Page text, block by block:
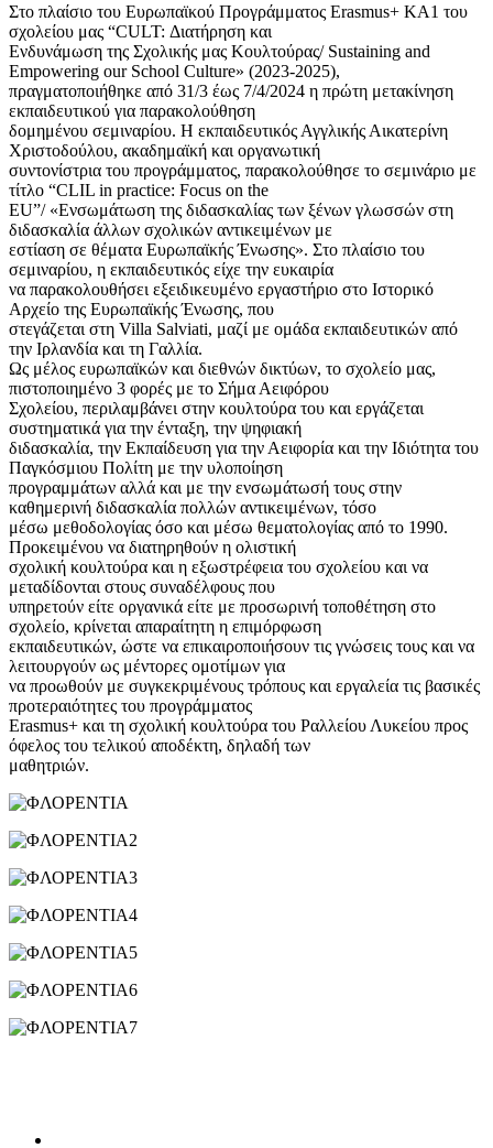
Στο πλαίσιο του Ευρωπαϊκού Προγράμματος Erasmus+ KA1 του
σχολείου μας “CULT: Διατήρηση και
Ενδυνάμωση της Σχολικής μας Κουλτούρας/ Sustaining and
Empowering our School Culture» (2023-2025),
πραγματοποιήθηκε από 31/3 έως 7/4/2024 η πρώτη μετακίνηση
εκπαιδευτικού για παρακολούθηση
δομημένου σεμιναρίου. Η εκπαιδευτικός Αγγλικής Αικατερίνη
Χριστοδούλου, ακαδημαϊκή και οργανωτική
συντονίστρια του προγράμματος, παρακολούθησε το σεμινάριο με
τίτλο “CLIL in practice: Focus on the
EU”/ «Ενσωμάτωση της διδασκαλίας των ξένων γλωσσών στη
διδασκαλία άλλων σχολικών αντικειμένων με
εστίαση σε θέματα Ευρωπαϊκής Ένωσης». Στο πλαίσιο του
σεμιναρίου, η εκπαιδευτικός είχε την ευκαιρία
να παρακολουθήσει εξειδικευμένο εργαστήριο στο Ιστορικό
Αρχείο της Ευρωπαϊκής Ένωσης, που
στεγάζεται στη Villa Salviati, μαζί με ομάδα εκπαιδευτικών από
την Ιρλανδία και τη Γαλλία.
Ως μέλος ευρωπαϊκών και διεθνών δικτύων, το σχολείο μας,
πιστοποιημένο 3 φορές με το Σήμα Αειφόρου
Σχολείου, περιλαμβάνει στην κουλτούρα του και εργάζεται
συστηματικά για την ένταξη, την ψηφιακή
διδασκαλία, την Εκπαίδευση για την Αειφορία και την Ιδιότητα του
Παγκόσμιου Πολίτη με την υλοποίηση
προγραμμάτων αλλά και με την ενσωμάτωσή τους στην
καθημερινή διδασκαλία πολλών αντικειμένων, τόσο
μέσω μεθοδολογίας όσο και μέσω θεματολογίας από το 1990.
Προκειμένου να διατηρηθούν η ολιστική
σχολική κουλτούρα και η εξωστρέφεια του σχολείου και να
μεταδίδονται στους συναδέλφους που
υπηρετούν είτε οργανικά είτε με προσωρινή τοποθέτηση στο
σχολείο, κρίνεται απαραίτητη η επιμόρφωση
εκπαιδευτικών, ώστε να επικαιροποιήσουν τις γνώσεις τους και να
λειτουργούν ως μέντορες ομοτίμων για
να προωθούν με συγκεκριμένους τρόπους και εργαλεία τις βασικές
προτεραιότητες του προγράμματος
Erasmus+ και τη σχολική κουλτούρα του Ραλλείου Λυκείου προς
όφελος του τελικού αποδέκτη, δηλαδή των
μαθητριών.